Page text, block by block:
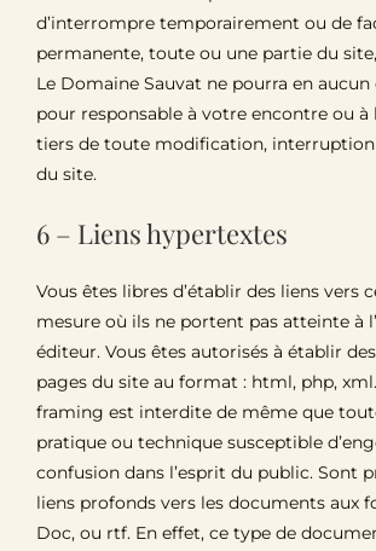
d’interrompre temporairement ou de
permanente, toute ou une partie du
Le Domaine Sauvat ne pourra en aucun
pour responsable à votre encontre ou à
tiers de toute modification, interruption
du site.
6 – Liens hypertextes
Vous êtes libres d’établir des liens vers
mesure où ils ne portent pas atteinte à
éditeur. Vous êtes autorisés à établir
pages du site au format : html, php,
framing est interdite de même que
pratique ou technique susceptible
confusion dans l’esprit du public. Sont
liens profonds vers les documents aux
Doc, ou rtf. En effet, ce type de